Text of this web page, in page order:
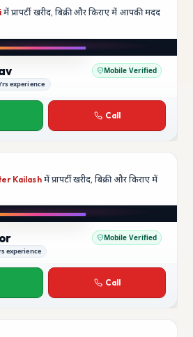
में प्रापर्टी खरीद, बिक्री और किराए में आपकी मदद
Mobile Verified
experience
Call
Kailashमें प्रापर्टी खरीद, बिक्री और किराए में
Mobile Verified
experience
Call